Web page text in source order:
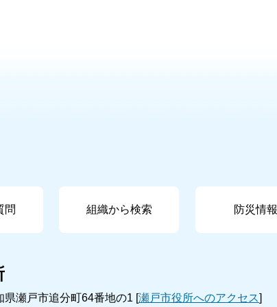
問 組織から検索 防災情報
県瀬戸市追分町64番地の1 [瀬戸市役所へのアクセス]